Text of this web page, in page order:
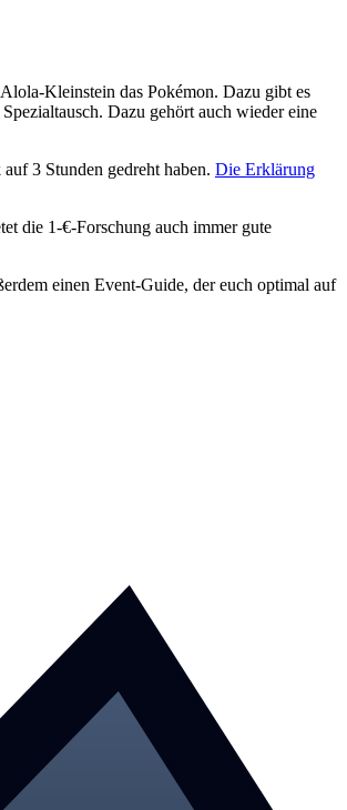
Kleinstein das Pokémon. Dazu gibt es
Dazu gehört auch wieder eine
3 Stunden gedreht haben. Die Erklärung
die 1-€-Forschung auch immer gute
einen Event-Guide, der euch optimal auf